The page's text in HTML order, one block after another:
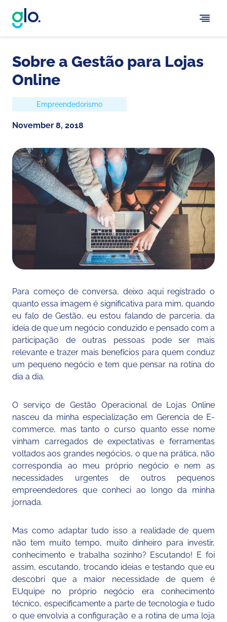
Sobre a Gestão para Lojas
Online
Empreendedorismo
November 8, 2018
Para começo de conversa, deixo aqui registrado o
quanto essa imagem é significativa para mim, quando
eu falo de Gestão, eu estou falando de parceria, da
ideia de que um negócio conduzido e pensado com a
participação de outras pessoas pode ser mais
relevante e trazer mais benefícios para quem conduz
um pequeno negócio e tem que pensar na rotina do
dia a dia.
O serviço de Gestão Operacional de Lojas Online
nasceu da minha especialização em Gerencia de E-
commerce, mas tanto o curso quanto esse nome
vinham carregados de expectativas e ferramentas
voltados aos grandes negócios, o que na prática, não
correspondia ao meu próprio negócio e nem as
necessidades urgentes de outros pequenos
empreendedores que conheci ao longo da minha
jornada.
Mas como adaptar tudo isso a realidade de quem
não tem muito tempo, muito dinheiro para investir,
conhecimento e trabalha sozinho? Escutando! E foi
assim, escutando, trocando ideias e testando que eu
descobri que a maior necessidade de quem é
EUquipe no próprio negócio era conhecimento
técnico, especificamente a parte de tecnologia e tudo
o que envolvia a configuração e a rotina de uma loja